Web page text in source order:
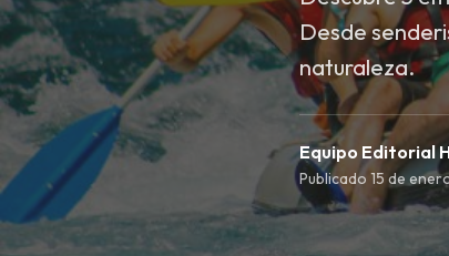
Desde
naturaleza.
Equipo Editorial
Publicado 15 de